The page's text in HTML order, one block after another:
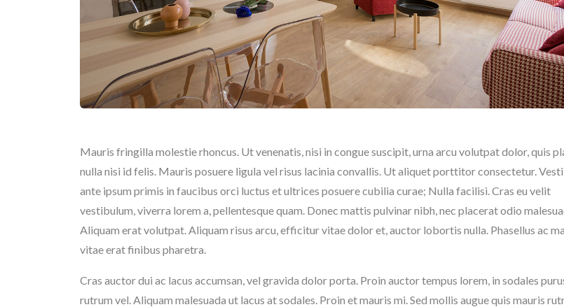
Mauris fringilla molestie rhoncus. Ut venenatis, nisi in congue suscipit, urna arcu volutpat dolor, quis
nulla nisi id felis. Mauris posuere ligula vel risus lacinia convallis. Ut aliquet porttitor consectetur.
ante ipsum primis in faucibus orci luctus et ultrices posuere cubilia curae; Nulla facilisi. Cras eu velit
vestibulum, viverra lorem a, pellentesque quam. Donec mattis pulvinar nibh, nec placerat odio
Aliquam erat volutpat. Aliquam risus arcu, efficitur vitae dolor et, auctor lobortis nulla. Phasellus ac
vitae erat finibus pharetra.
Cras auctor dui ac lacus accumsan, vel gravida dolor porta. Proin auctor tempus lorem, in sodales
rutrum vel. Aliquam malesuada ut lacus at sodales. Proin et mauris mi. Sed mollis augue quis mauris